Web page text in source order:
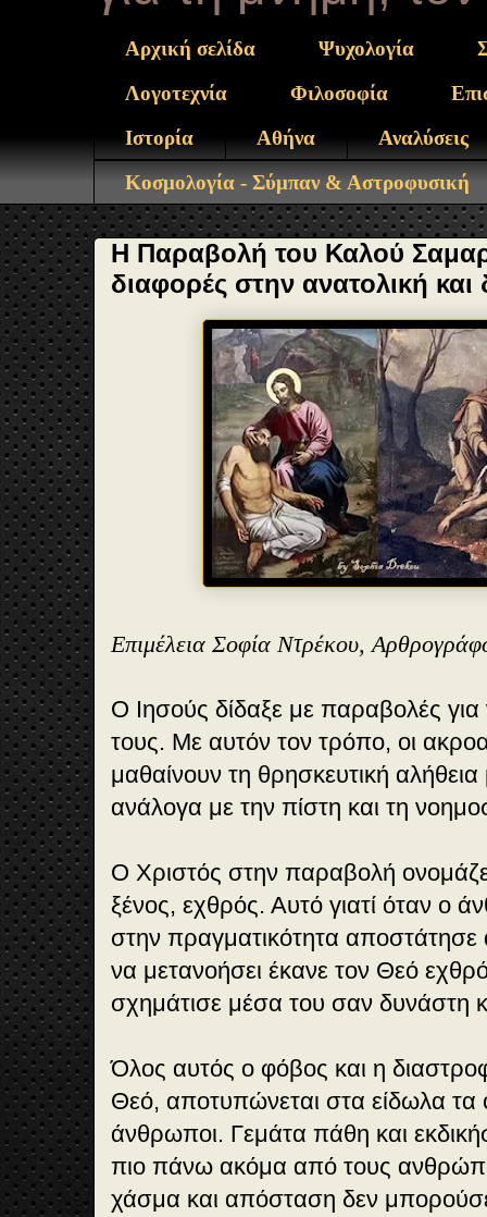
Αρχική σελίδα Ψυχολογία
Λογοτεχνία
Φιλοσοφία
Ιστορία
Αθήνα
Αναλύσεις
Κοσμολογία - Σύμπαν & Αστροφυσική
Η Παραβολή του Καλού
διαφορές στην ανατολική και
Επιμέλεια Σοφία Ντρέκου,
Ο Ιησούς δίδαξε με παραβολές
τους. Με αυτόν τον τρόπο, οι
μαθαίνουν τη θρησκευτική
ανάλογα με την πίστη και τη
Ο Χριστός στην παραβολή
ξένος, εχθρός. Αυτό γιατί όταν ο
στην πραγματικότητα
να μετανοήσει έκανε τον Θεό
σχημάτισε μέσα του σαν δυνάστη
Όλος αυτός ο φόβος και η
Θεό, αποτυπώνεται στα είδωλα τα
άνθρωποι. Γεμάτα πάθη και
πιο πάνω ακόμα από τους
χάσμα και απόσταση δεν